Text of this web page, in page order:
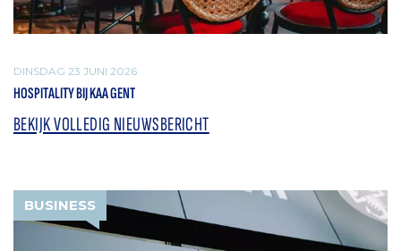
DINSDAG 23 JUNI 2026
HOSPITALITY BIJ KAA GENT
BEKIJK VOLLEDIG NIEUWSBERICHT
BUSINESS